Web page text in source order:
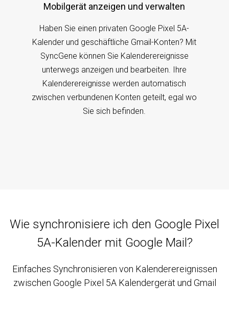
Mobilgerät anzeigen und verwalten
Haben Sie einen privaten Google Pixel 5A-
Kalender und geschäftliche Gmail-Konten? Mit
SyncGene können Sie Kalenderereignisse
unterwegs anzeigen und bearbeiten. Ihre
Kalenderereignisse werden automatisch
zwischen verbundenen Konten geteilt, egal wo
Sie sich befinden.
Wie synchronisiere ich den Google Pixel
5A-Kalender mit Google Mail?
Einfaches Synchronisieren von Kalenderereignissen
zwischen Google Pixel 5A Kalendergerät und Gmail